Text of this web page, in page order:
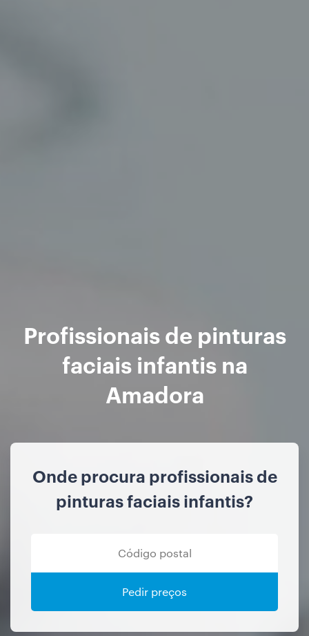
Profissionais de pinturas
faciais infantis na
Amadora
Onde procura profissionais de
pinturas faciais infantis?
Pedir preços